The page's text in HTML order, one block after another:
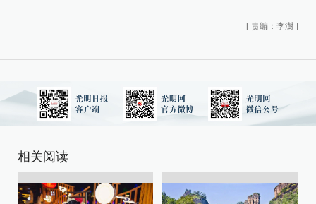
[ 责编：李澍 ]
相关阅读